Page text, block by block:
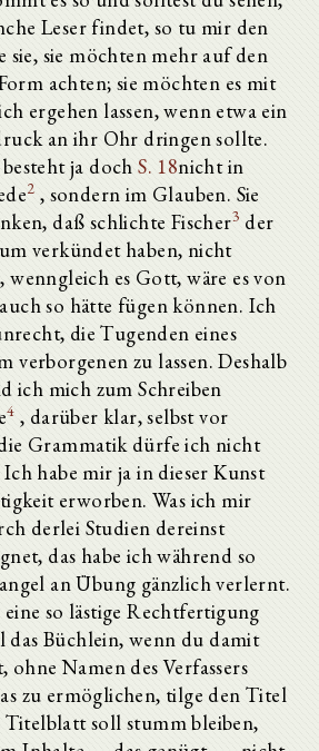
Leser findet, so tu mir den
sie möchten mehr auf den
achten; sie möchten es mit
ergehen lassen, wenn etwa ein
an ihr Ohr dringen sollte.
ja dochS. 18nicht in
2 , sondern im Glauben. Sie
daß schlichte Fischer3 der
verkündet haben, nicht
wenngleich es Gott, wäre es von
so hätte fügen können. Ich
die Tugenden eines
verborgenen zu lassen. Deshalb
ich mich zum Schreiben
4 , darüber klar, selbst vor
Grammatik dürfe ich nicht
habe mir ja in dieser Kunst
erworben. Was ich mir
derlei Studien dereinst
das habe ich während so
an Übung gänzlich verlernt.
so lästige Rechtfertigung
das Büchlein, wenn du damit
ohne Namen des Verfassers
zu ermöglichen, tilge den Titel
Titelblatt soll stumm bleiben,